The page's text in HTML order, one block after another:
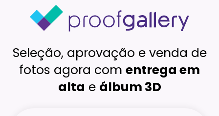
Seleção, aprovação e venda de
fotos agora com entrega em
alta e álbum 3D